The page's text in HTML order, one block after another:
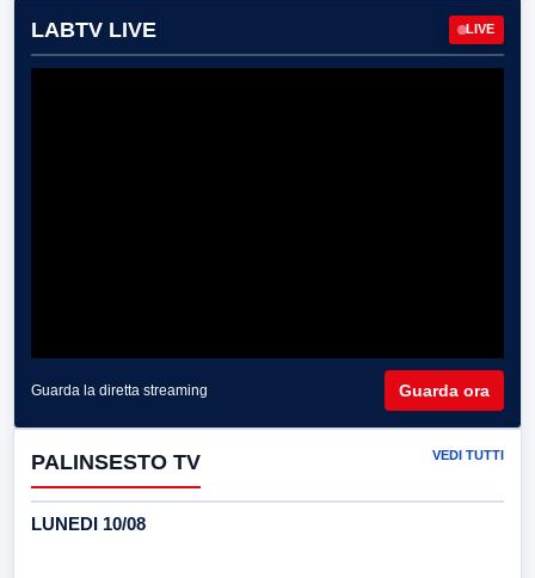
LABTV LIVE LIVE
Guarda la diretta streaming Guarda ora
PALINSESTO TV VEDI TUTTI
LUNEDI 10/08